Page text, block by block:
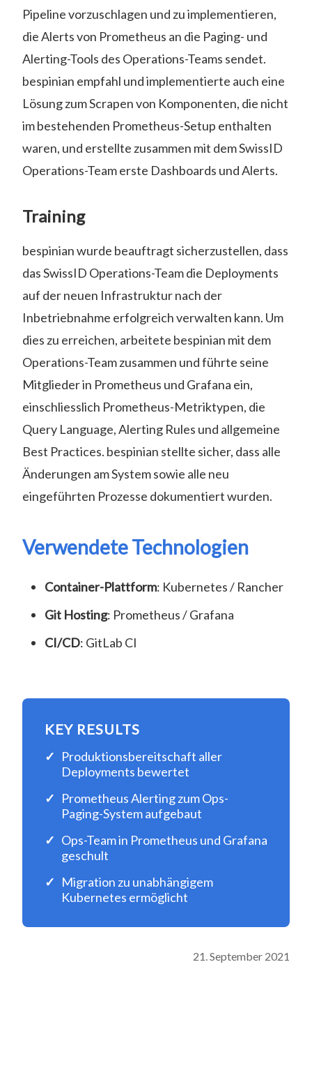
Pipeline vorzuschlagen und zu implementieren,
die Alerts von Prometheus an die Paging- und
Alerting-Tools des Operations-Teams sendet.
bespinian empfahl und implementierte auch eine
Lösung zum Scrapen von Komponenten, die nicht
im bestehenden Prometheus-Setup enthalten
waren, und erstellte zusammen mit dem SwissID
Operations-Team erste Dashboards und Alerts.
Training
bespinian wurde beauftragt sicherzustellen, dass
das SwissID Operations-Team die Deployments
auf der neuen Infrastruktur nach der
Inbetriebnahme erfolgreich verwalten kann. Um
dies zu erreichen, arbeitete bespinian mit dem
Operations-Team zusammen und führte seine
Mitglieder in Prometheus und Grafana ein,
einschliesslich Prometheus-Metriktypen, die
Query Language, Alerting Rules und allgemeine
Best Practices. bespinian stellte sicher, dass alle
Änderungen am System sowie alle neu
eingeführten Prozesse dokumentiert wurden.
Verwendete Technologien
Container-Plattform: Kubernetes / Rancher
Git Hosting: Prometheus / Grafana
CI/CD: GitLab CI
KEY RESULTS
Produktionsbereitschaft aller
Deployments bewertet
Prometheus Alerting zum Ops-
Paging-System aufgebaut
Ops-Team in Prometheus und Grafana
geschult
Migration zu unabhängigem
Kubernetes ermöglicht
21. September 2021